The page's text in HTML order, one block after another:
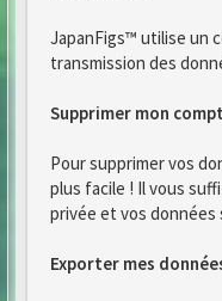
JapanFigs™ utilise un
transmission des
Supprimer mon
Pour supprimer vos
plus facile ! Il vous
privée et vos
Exporter mes